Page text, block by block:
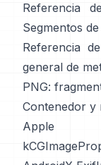
Referencia
Segmentos
Referencia
general de
PNG:
Contenedor y
Apple